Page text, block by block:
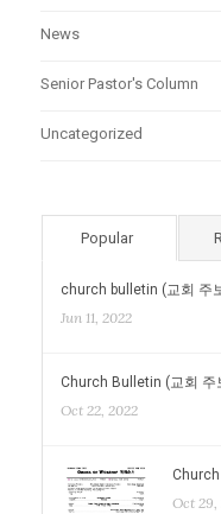
News
Senior Pastor's Column
Uncategorized
Popular
church bulletin (교회 주
Jun 11, 2022
Church Bulletin (교회
Oct 22, 2022
Oct 29,